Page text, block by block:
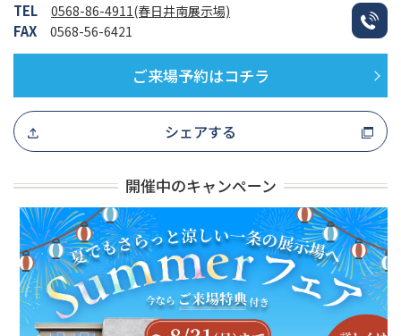
TEL 0568-86-4911(春日井南展示場)
FAX 0568-56-6421
ご来場予約はコチラ
シェアする
開催中のキャンペーン